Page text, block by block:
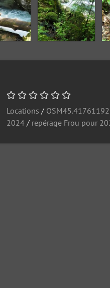
Locations /
2024 / repérage Frou pour